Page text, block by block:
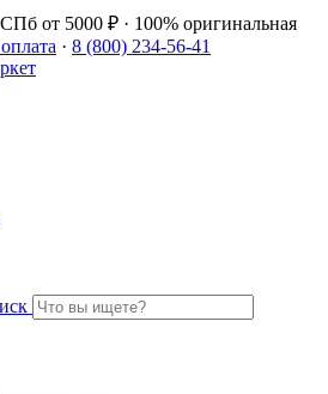
СПб от 5000 ₽ · 100% оригинальная
· 8 (800) 234-56-41